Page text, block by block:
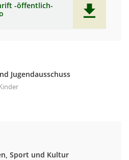
-öffentlich-
Jugendausschuss
Sport und Kultur